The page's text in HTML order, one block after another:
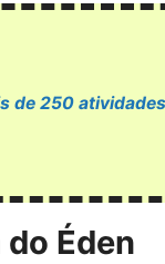
de 250
Éden